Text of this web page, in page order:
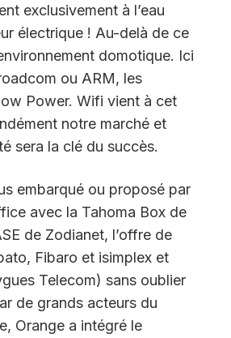
exclusivement à l’eau
électrique ! Au-delà de ce
domotique. Ici
ou ARM, les
Power. Wifi vient à cet
notre marché et
sera la clé du succès.
embarqué ou proposé par
avec la Tahoma Box de
de Zodianet, l’offre de
Fibaro et isimplex et
Telecom) sans oublier
de grands acteurs du
Orange a intégré le